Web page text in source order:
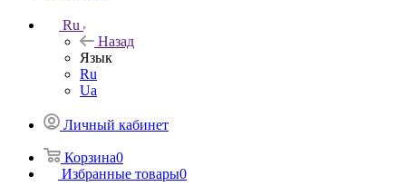
Ru
Назад
Язык
Ru
Ua
Личный кабинет
Корзина0
Избранные товары0